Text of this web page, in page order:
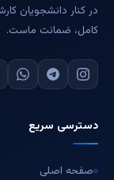
در کنار دانشجویان
کامل، ضمانت ماست.
دسترسی سریع
صفحه اصلی